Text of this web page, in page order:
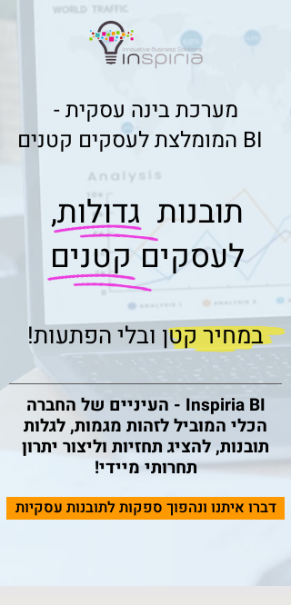
מערכת בינה עסקית -
המומלצת לעסקים קטנים BI
תובנות גדולות,
לעסקים קטנים
במחיר קטן ובלי הפתעות!
Inspiria BI - העיניים של החברה
הכלי המוביל לזהות מגמות, לגלות
תובנות, להציג תחזיות וליצור יתרון
תחרותי מיידי!
דברו איתנו ונהפוך ספקות לתובנות עסקיות